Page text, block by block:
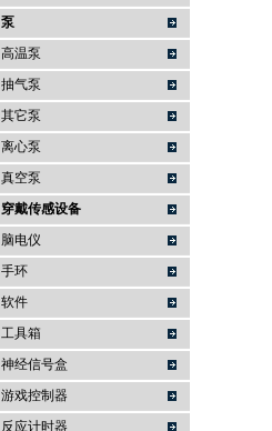
泵
高温泵
抽气泵
其它泵
离心泵
真空泵
穿戴传感设备
脑电仪
手环
软件
工具箱
神经信号盒
游戏控制器
反应计时器